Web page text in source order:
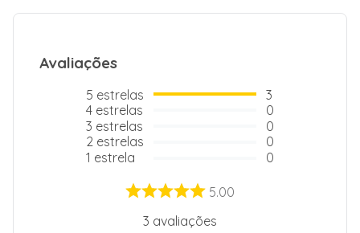
Modelo
BWK13AB
Avaliações
5 estrelas
4 estrelas
3 estrelas
2 estrelas
1 estrela
3
0
0
0
0
5.00
3 avaliações